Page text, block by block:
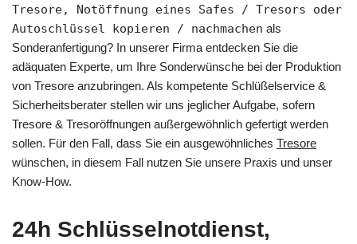
Tresore, Notöffnung eines Safes / Tresors oder
Autoschlüssel kopieren / nachmachen als
Sonderanfertigung? In unserer Firma entdecken Sie die
adäquaten Experte, um Ihre Sonderwünsche bei der Produktion
von Tresore anzubringen. Als kompetente Schlüßelservice &
Sicherheitsberater stellen wir uns jeglicher Aufgabe, sofern
Tresore & Tresoröffnungen außergewöhnlich gefertigt werden
sollen. Für den Fall, dass Sie ein ausgewöhnliches Tresore
wünschen, in diesem Fall nutzen Sie unsere Praxis und unser
Know-How.
24h Schlüsselnotdienst,